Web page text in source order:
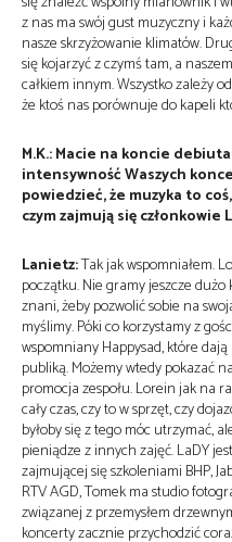
z nas ma swój gust muzyczny i
nasze skrzyżowanie klimatów.
się kojarzyć z czymś tam, a
całkiem innym. Wszystko zależy
że ktoś nas porównuje do kapeli
M.K.: Macie na koncie
intensywność Waszych
powiedzieć, że muzyka to
czym zajmują się członkowie
Lanietz:Tak jak wspomniałem.
początku. Nie gramy jeszcze dużo
znani, żeby pozwolić sobie na
myślimy. Póki co korzystamy z
wspomniany Happysad, które
publiką. Możemy wtedy pokazać
promocja zespołu. Lorein jak na
cały czas, czy to w sprzęt, czy
byłoby się z tego móc utrzymać,
pieniądze z innych zajęć. LaDY
zajmującej się szkoleniami BHP,
RTV AGD, Tomek ma studio
związanej z przemysłem
koncerty zacznie przychodzić